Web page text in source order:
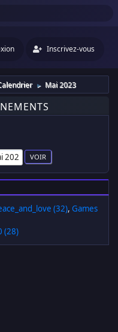
Inscrivez-vous
► Mai 2023
(32), Games
(28)